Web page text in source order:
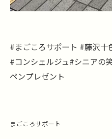
#まごころサポート #藤沢
#コンシェルジュ#シニアの
ペンプレゼント
まごころサポート